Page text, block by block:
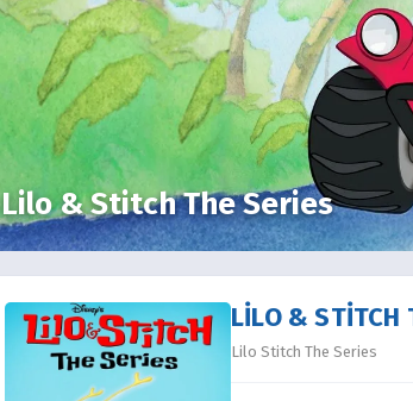
Lilo & Stitch The Series
LILO & STITCH
Lilo Stitch The Series